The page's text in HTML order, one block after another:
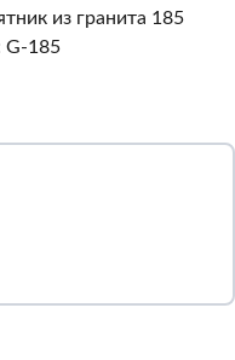
из гранита 185
G-185